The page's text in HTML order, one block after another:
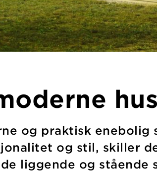
og praktisk
og stil, skiller
liggende og stående